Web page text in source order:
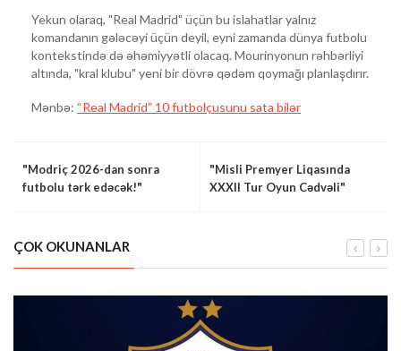
Yekun olaraq, "Real Madrid" üçün bu islahatlar yalnız
komandanın gələcəyi üçün deyil, eyni zamanda dünya futbolu
kontekstində də əhəmiyyətli olacaq. Mourinyonun rəhbərliyi
altında, "kral klubu" yeni bir dövrə qədəm qoymağı planlaşdırır.
Mənbə: “Real Madrid” 10 futbolçusunu sata bilər
"Modriç 2026-dan sonra
futbolu tərk edəcək!"
"Misli Premyer Liqasında
XXXII Tur Oyun Cədvəli"
ÇOK OKUNANLAR